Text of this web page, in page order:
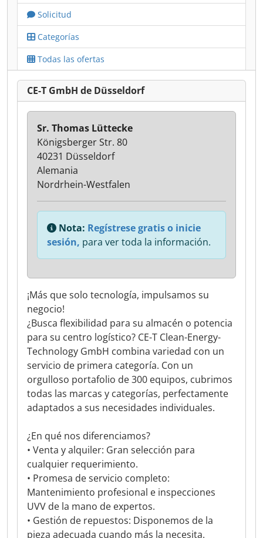
Solicitud
Categorías
Todas las ofertas
CE-T GmbH de Düsseldorf
¡Más que solo tecnología, impulsamos su
negocio!
¿Busca flexibilidad para su almacén o potencia
para su centro logístico? CE-T Clean-Energy-
Technology GmbH combina variedad con un
servicio de primera categoría. Con un
orgulloso portafolio de 300 equipos, cubrimos
todas las marcas y categorías, perfectamente
adaptados a sus necesidades individuales.
¿En qué nos diferenciamos?
• Venta y alquiler: Gran selección para
cualquier requerimiento.
• Promesa de servicio completo:
Mantenimiento profesional e inspecciones
UVV de la mano de expertos.
• Gestión de repuestos: Disponemos de la
pieza adecuada cuando más la necesita.
Sr. Thomas Lüttecke
Königsberger Str. 80
40231 Düsseldorf
Alemania
Nordrhein-Westfalen
Nota: Regístrese gratis o inicie
sesión, para ver toda la información.